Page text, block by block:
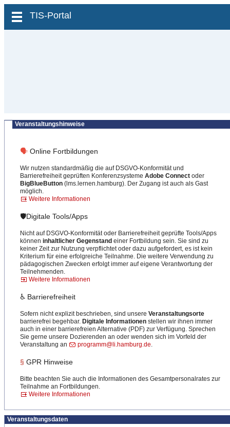
zum Inhalt wechseln
TIS-Portal
Veranstaltungshinweise
🗣 Online Fortbildungen
Wir nutzen standardmäßig die auf DSGVO-Konformität und
Barrierefreiheit geprüften Konferenzsysteme Adobe Connect oder
BigBlueButton (lms.lernen.hamburg). Der Zugang ist auch als Gast
möglich.
Weitere Informationen
🛡️Digitale Tools/Apps
Nicht auf DSGVO-Konformität oder Barrierefreiheit geprüfte Tools/Apps
können inhaltlicher Gegenstand einer Fortbildung sein. Sie sind zu
keiner Zeit zur Nutzung verpflichtet oder dazu aufgefordert, es ist kein
Kriterium für eine erfolgreiche Teilnahme. Die weitere Verwendung zu
pädagogischen Zwecken erfolgt immer auf eigene Verantwortung der
Teilnehmenden.
Weitere Informationen
♿ Barrierefreiheit
Sofern nicht explizit beschrieben, sind unsere Veranstaltungsorte
barrierefrei begehbar. Digitale Informationen stellen wir ihnen immer
auch in einer barrierefreien Alternative (PDF) zur Verfügung. Sprechen
Sie gerne unsere Dozierenden an oder wenden sich im Vorfeld der
Veranstaltung an
programm@li.hamburg.de.
§ GPR Hinweise
Bitte beachten Sie auch die Informationen des Gesamtpersonalrates zur
Teilnahme an Fortbildungen.
Weitere Informationen
Veranstaltungsdaten